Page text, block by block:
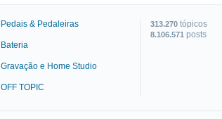
Pedais & Pedaleiras
Bateria
Gravação e Home Studio
OFF TOPIC
313.270 tópicos
8.106.571 posts